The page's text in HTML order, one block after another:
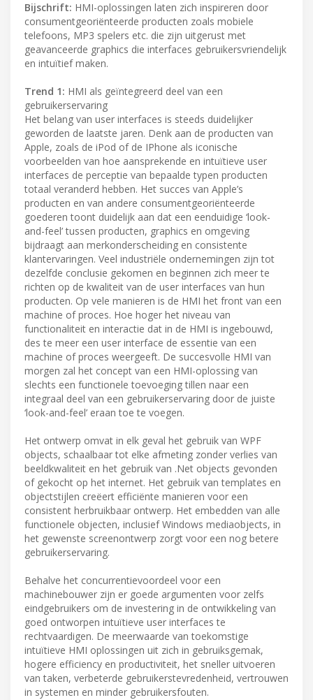
Bijschrift: HMI-oplossingen laten zich inspireren door
consumentgeoriënteerde producten zoals mobiele
telefoons, MP3 spelers etc. die zijn uitgerust met
geavanceerde graphics die interfaces gebruikersvriendelijk
en intuïtief maken.
Trend 1: HMI als geïntegreerd deel van een
gebruikerservaring
Het belang van user interfaces is steeds duidelijker
geworden de laatste jaren. Denk aan de producten van
Apple, zoals de iPod of de IPhone als iconische
voorbeelden van hoe aansprekende en intuïtieve user
interfaces de perceptie van bepaalde typen producten
totaal veranderd hebben. Het succes van Apple’s
producten en van andere consumentgeoriënteerde
goederen toont duidelijk aan dat een eenduidige ‘look-
and-feel’ tussen producten, graphics en omgeving
bijdraagt aan merkonderscheiding en consistente
klantervaringen. Veel industriële ondernemingen zijn tot
dezelfde conclusie gekomen en beginnen zich meer te
richten op de kwaliteit van de user interfaces van hun
producten. Op vele manieren is de HMI het front van een
machine of proces. Hoe hoger het niveau van
functionaliteit en interactie dat in de HMI is ingebouwd,
des te meer een user interface de essentie van een
machine of proces weergeeft. De succesvolle HMI van
morgen zal het concept van een HMI-oplossing van
slechts een functionele toevoeging tillen naar een
integraal deel van een gebruikerservaring door de juiste
‘look-and-feel’ eraan toe te voegen.
Het ontwerp omvat in elk geval het gebruik van WPF
objects, schaalbaar tot elke afmeting zonder verlies van
beeldkwaliteit en het gebruik van .Net objects gevonden
of gekocht op het internet. Het gebruik van templates en
objectstijlen creëert efficiënte manieren voor een
consistent herbruikbaar ontwerp. Het embedden van alle
functionele objecten, inclusief Windows mediaobjects, in
het gewenste screenontwerp zorgt voor een nog betere
gebruikerservaring.
Behalve het concurrentievoordeel voor een
machinebouwer zijn er goede argumenten voor zelfs
eindgebruikers om de investering in de ontwikkeling van
goed ontworpen intuïtieve user interfaces te
rechtvaardigen. De meerwaarde van toekomstige
intuïtieve HMI oplossingen uit zich in gebruiksgemak,
hogere efficiency en productiviteit, het sneller uitvoeren
van taken, verbeterde gebruikerstevredenheid, vertrouwen
in systemen en minder gebruikersfouten.